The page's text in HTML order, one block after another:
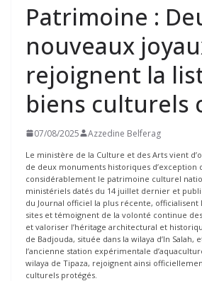
Patrimoine :
nouveaux
rejoignent la
biens culturels
07/08/2025 Azzedine Belferag
Le ministère de la Culture et des Arts vient
de deux monuments historiques d’exception
considérablement le patrimoine culturel
ministériels datés du 14 juillet dernier et
du Journal officiel la plus récente,
sites et témoignent de la volonté continue
et valoriser l’héritage architectural et
de Badjouda, située dans la wilaya d’In Salah,
l’ancienne station expérimentale
wilaya de Tipaza, rejoignent ainsi
culturels protégés.